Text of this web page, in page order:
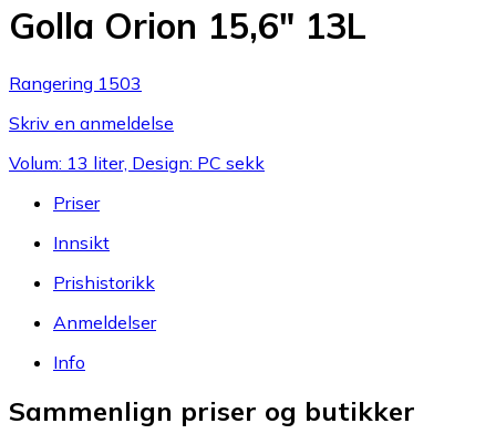
Golla Orion 15,6" 13L
Rangering 1503
Skriv en anmeldelse
Volum: 13 liter, Design: PC sekk
Priser
Innsikt
Prishistorikk
Anmeldelser
Info
Sammenlign priser og butikker